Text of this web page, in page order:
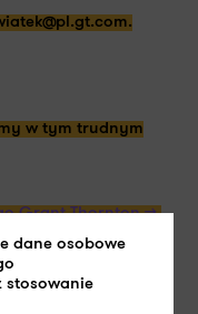
w tym trudnym
Grant Thornton >>.
>>.
dane osobowe
stosowanie